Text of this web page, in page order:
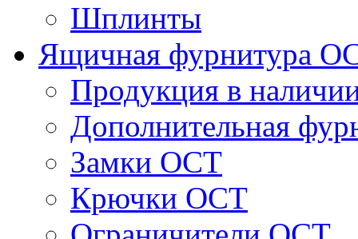
Шплинты
Ящичная фурнитура
Продукция в
Дополнительная
Замки ОСТ
Крючки ОСТ